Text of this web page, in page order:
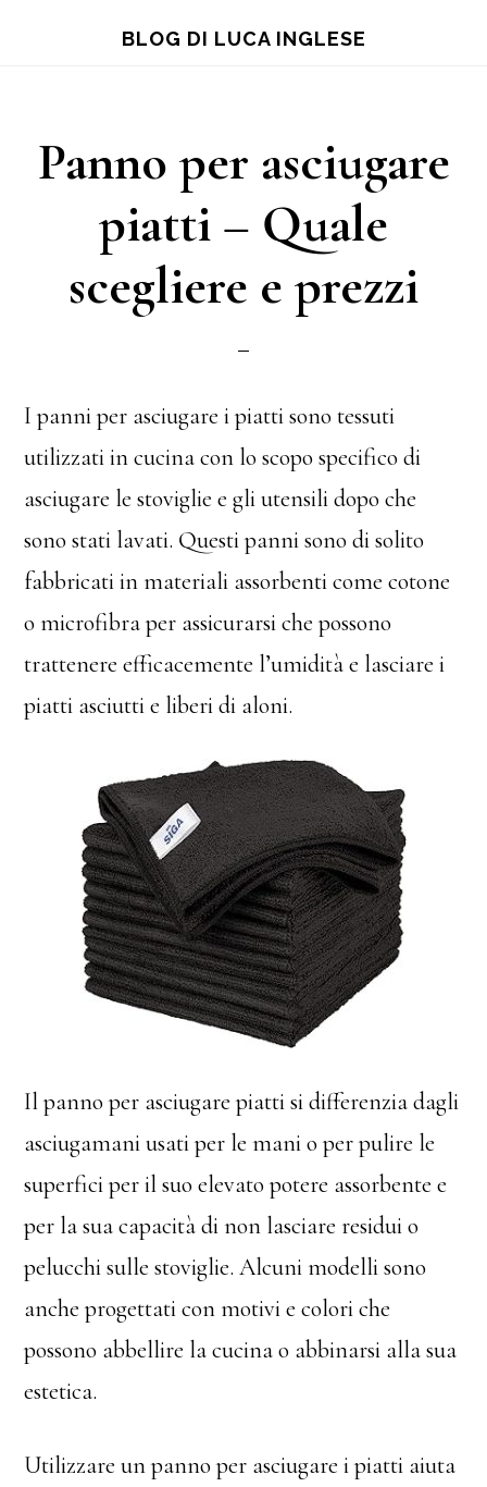
content
sidebar
BLOG DI LUCA INGLESE
Panno per asciugare
piatti – Quale
scegliere e prezzi
I panni per asciugare i piatti sono tessuti
utilizzati in cucina con lo scopo specifico di
asciugare le stoviglie e gli utensili dopo che
sono stati lavati. Questi panni sono di solito
fabbricati in materiali assorbenti come cotone
o microfibra per assicurarsi che possono
trattenere efficacemente l’umidità e lasciare i
piatti asciutti e liberi di aloni.
Il panno per asciugare piatti si differenzia dagli
asciugamani usati per le mani o per pulire le
superfici per il suo elevato potere assorbente e
per la sua capacità di non lasciare residui o
pelucchi sulle stoviglie. Alcuni modelli sono
anche progettati con motivi e colori che
possono abbellire la cucina o abbinarsi alla sua
estetica.
Utilizzare un panno per asciugare i piatti aiuta